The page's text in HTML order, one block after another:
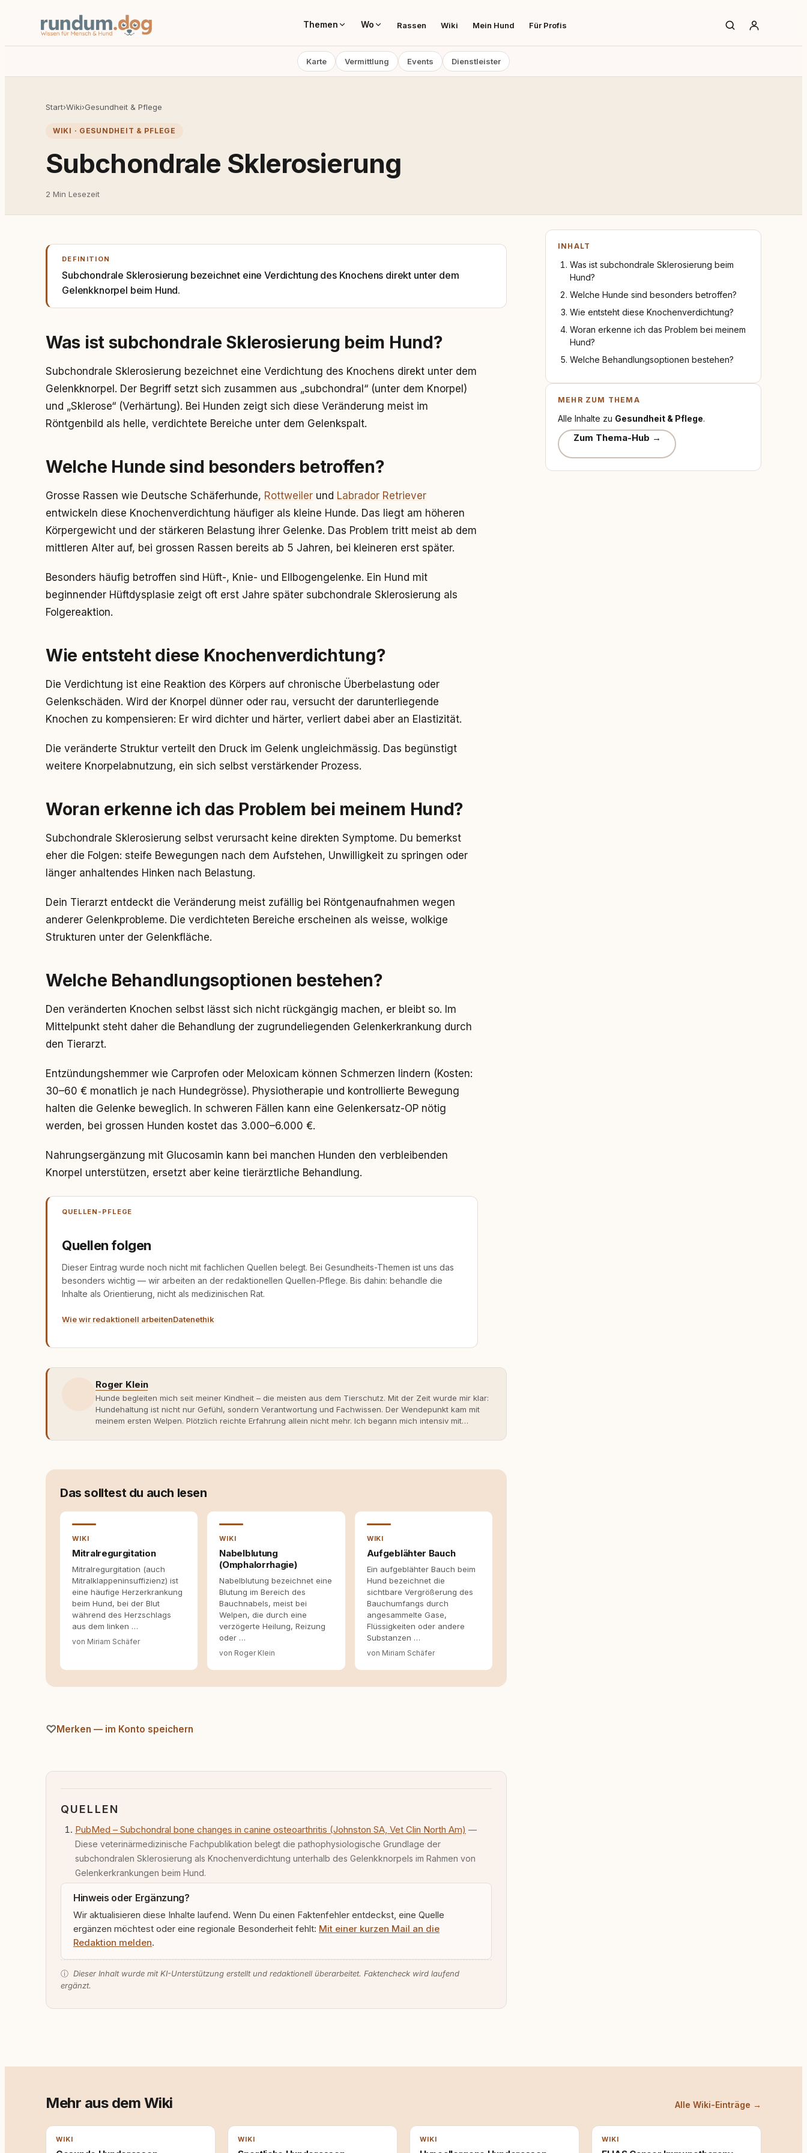
Themen Wo Rassen Wiki Mein Hund Für Profis
Karte Vermittlung Events Dienstleister
Start›Wiki›Gesundheit & Pflege
WIKI · GESUNDHEIT & PFLEGE
Subchondrale Sklerosierung
2 Min Lesezeit
DEFINITION
Subchondrale Sklerosierung bezeichnet eine Verdichtung des Knochens direkt unter dem
Gelenkknorpel beim Hund.
Was ist subchondrale Sklerosierung beim Hund?
Subchondrale Sklerosierung bezeichnet eine Verdichtung des Knochens direkt unter dem
Gelenkknorpel. Der Begriff setzt sich zusammen aus „subchondral“ (unter dem Knorpel)
und „Sklerose“ (Verhärtung). Bei Hunden zeigt sich diese Veränderung meist im
Röntgenbild als helle, verdichtete Bereiche unter dem Gelenkspalt.
Welche Hunde sind besonders betroffen?
Grosse Rassen wie Deutsche Schäferhunde, Rottweiler und Labrador Retriever
entwickeln diese Knochenverdichtung häufiger als kleine Hunde. Das liegt am höheren
Körpergewicht und der stärkeren Belastung ihrer Gelenke. Das Problem tritt meist ab dem
mittleren Alter auf, bei grossen Rassen bereits ab 5 Jahren, bei kleineren erst später.
Besonders häufig betroffen sind Hüft-, Knie- und Ellbogengelenke. Ein Hund mit
beginnender Hüftdysplasie zeigt oft erst Jahre später subchondrale Sklerosierung als
Folgereaktion.
Wie entsteht diese Knochenverdichtung?
Die Verdichtung ist eine Reaktion des Körpers auf chronische Überbelastung oder
Gelenkschäden. Wird der Knorpel dünner oder rau, versucht der darunterliegende
Knochen zu kompensieren: Er wird dichter und härter, verliert dabei aber an Elastizität.
Die veränderte Struktur verteilt den Druck im Gelenk ungleichmässig. Das begünstigt
weitere Knorpelabnutzung, ein sich selbst verstärkender Prozess.
Woran erkenne ich das Problem bei meinem Hund?
Subchondrale Sklerosierung selbst verursacht keine direkten Symptome. Du bemerkst
eher die Folgen: steife Bewegungen nach dem Aufstehen, Unwilligkeit zu springen oder
länger anhaltendes Hinken nach Belastung.
Dein Tierarzt entdeckt die Veränderung meist zufällig bei Röntgenaufnahmen wegen
anderer Gelenkprobleme. Die verdichteten Bereiche erscheinen als weisse, wolkige
Strukturen unter der Gelenkfläche.
Welche Behandlungsoptionen bestehen?
Den veränderten Knochen selbst lässt sich nicht rückgängig machen, er bleibt so. Im
Mittelpunkt steht daher die Behandlung der zugrundeliegenden Gelenkerkrankung durch
den Tierarzt.
Entzündungshemmer wie Carprofen oder Meloxicam können Schmerzen lindern (Kosten:
30–60 € monatlich je nach Hundegrösse). Physiotherapie und kontrollierte Bewegung
halten die Gelenke beweglich. In schweren Fällen kann eine Gelenkersatz-OP nötig
werden, bei grossen Hunden kostet das 3.000–6.000 €.
Nahrungsergänzung mit Glucosamin kann bei manchen Hunden den verbleibenden
Knorpel unterstützen, ersetzt aber keine tierärztliche Behandlung.
QUELLEN-PFLEGE
Quellen folgen
Dieser Eintrag wurde noch nicht mit fachlichen Quellen belegt. Bei Gesundheits-Themen ist uns das
besonders wichtig — wir arbeiten an der redaktionellen Quellen-Pflege. Bis dahin: behandle die
Inhalte als Orientierung, nicht als medizinischen Rat.
Wie wir redaktionell arbeitenDatenethik
Roger Klein
Hunde begleiten mich seit meiner Kindheit – die meisten aus dem Tierschutz. Mit der Zeit wurde mir klar:
Hundehaltung ist nicht nur Gefühl, sondern Verantwortung und Fachwissen. Der Wendepunkt kam mit
meinem ersten Welpen. Plötzlich reichte Erfahrung allein nicht mehr. Ich begann mich intensiv mit
Erfahrung entsteht echte Bindung dort, wo Verständnis Wissen ersetzt – nicht umgekehrt. Aus dieser
Das solltest du auch lesen
WIKI
Mitralregurgitation
Mitralregurgitation (auch
Mitralklappeninsuffizienz) ist
eine häufige Herzerkrankung
beim Hund, bei der Blut
während des Herzschlags
aus dem linken …
von Miriam Schäfer
WIKI
Nabelblutung
(Omphalorrhagie)
Nabelblutung bezeichnet eine
Blutung im Bereich des
Bauchnabels, meist bei
Welpen, die durch eine
verzögerte Heilung, Reizung
oder …
von Roger Klein
WIKI
Aufgeblähter Bauch
Ein aufgeblähter Bauch beim
Hund bezeichnet die
sichtbare Vergrößerung des
Bauchumfangs durch
angesammelte Gase,
Flüssigkeiten oder andere
Substanzen …
von Miriam Schäfer
Merken — im Konto speichern
QUELLEN
PubMed – Subchondral bone changes in canine osteoarthritis (Johnston SA, Vet Clin North Am) —
Diese veterinärmedizinische Fachpublikation belegt die pathophysiologische Grundlage der
subchondralen Sklerosierung als Knochenverdichtung unterhalb des Gelenkknorpels im Rahmen von
Gelenkerkrankungen beim Hund.
Hinweis oder Ergänzung?
Wir aktualisieren diese Inhalte laufend. Wenn Du einen Faktenfehler entdeckst, eine Quelle
ergänzen möchtest oder eine regionale Besonderheit fehlt: Mit einer kurzen Mail an die
Redaktion melden.
ⓘ Dieser Inhalt wurde mit KI-Unterstützung erstellt und redaktionell überarbeitet. Faktencheck wird laufend
ergänzt.
INHALT
Was ist subchondrale Sklerosierung beim
Hund?
Welche Hunde sind besonders betroffen?
Wie entsteht diese Knochenverdichtung?
Woran erkenne ich das Problem bei meinem
Hund?
Welche Behandlungsoptionen bestehen?
MEHR ZUM THEMA
Alle Inhalte zu Gesundheit & Pflege.
Zum Thema-Hub →
Mehr aus dem Wiki Alle Wiki-Einträge →
WIKI WIKI WIKI WIKI